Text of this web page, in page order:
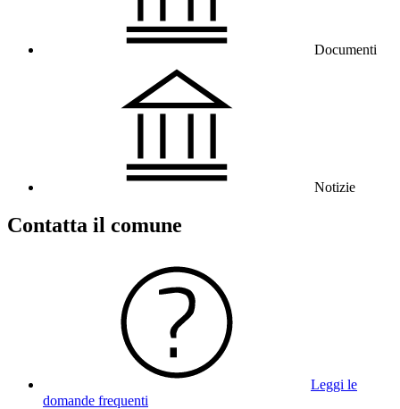
Documenti
Notizie
Contatta il comune
Leggi le
domande frequenti